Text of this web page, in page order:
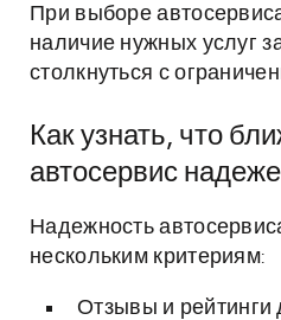
При выборе
наличие нужных услуг
столкнуться с
Как узнать, что
автосервис
Надежность
нескольким критериям:
Отзывы и рейтинги